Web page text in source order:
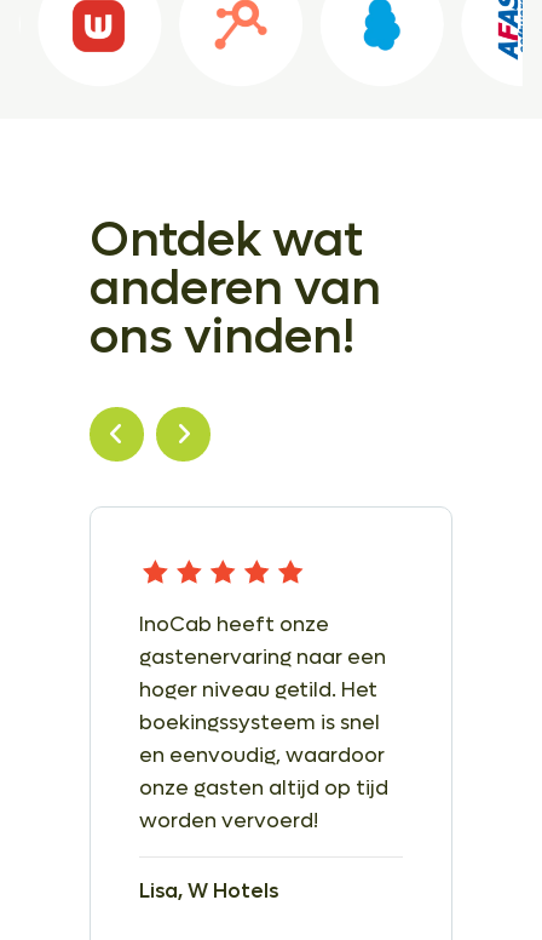
Ontdek wat
anderen van
ons vinden!
InoCab heeft onze
gastenervaring naar een
hoger niveau getild. Het
boekingssysteem is snel
en eenvoudig, waardoor
onze gasten altijd op tijd
worden vervoerd!
Lisa, W Hotels